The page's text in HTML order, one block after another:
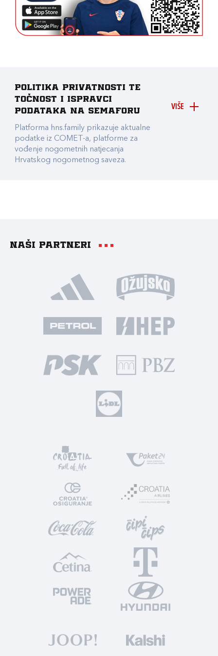
VIŠE
Politika privatnosti te
točnost i ispravci
podataka na Semaforu
Platforma hns.family prikazuje aktualne
podatke iz COMET-a, platforme za
vođenje nogometnih natjecanja
Hrvatskog nogometnog saveza.
Naši partneri